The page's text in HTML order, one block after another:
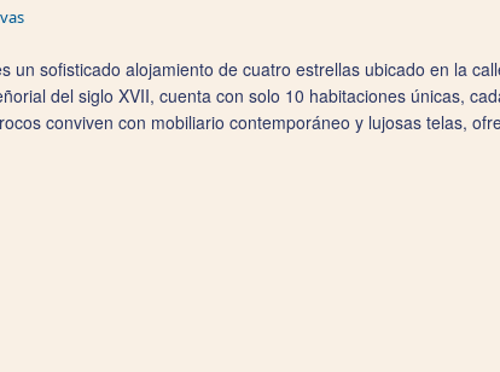
un sofisticado alojamiento de cuatro estrellas ubicado en la
del siglo XVII, cuenta con solo 10 habitaciones únicas,
conviven con mobiliario contemporáneo y lujosas telas,